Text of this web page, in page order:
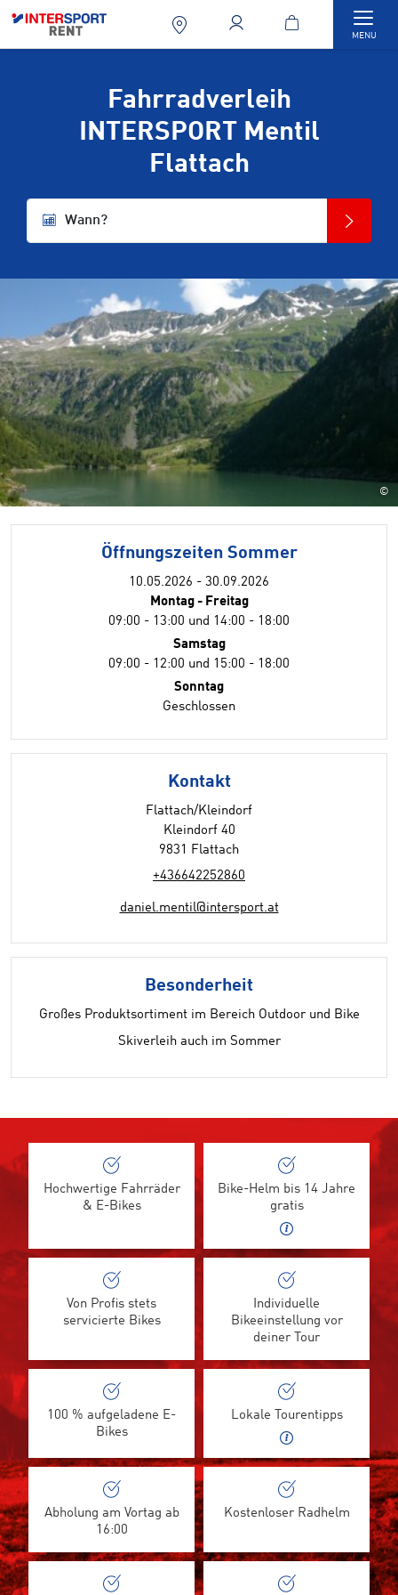
MENU
Fahrradverleih
INTERSPORT Mentil
Flattach
Wann?
©
Öffnungszeiten Sommer
10.05.2026 - 30.09.2026
Montag - Freitag
09:00 - 13:00 und 14:00 - 18:00
Samstag
09:00 - 12:00 und 15:00 - 18:00
Sonntag
Geschlossen
Kontakt
Flattach/Kleindorf
Kleindorf 40
9831 Flattach
+436642252860
daniel.mentil@intersport.at
Besonderheit
Großes Produktsortiment im Bereich Outdoor und Bike
Skiverleih auch im Sommer
Hochwertige Fahrräder
& E-Bikes
Bike-Helm bis 14 Jahre
gratis
Von Profis stets
servicierte Bikes
Individuelle
Bikeeinstellung vor
deiner Tour
100 % aufgeladene E-
Bikes
Lokale Tourentipps
Abholung am Vortag ab
16:00
Kostenloser Radhelm